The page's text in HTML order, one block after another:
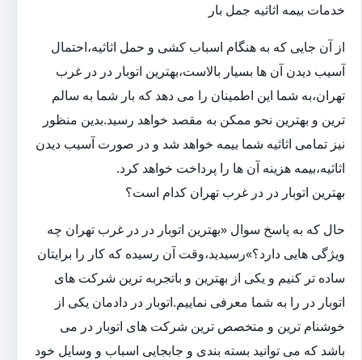
خدمات بیمه اثاثیه جمل بار
از آن جایی که به هنگام اسباب کشی و حمل اثاثیه،احتمال
آسیب دیدن آن ها بسیار بالاست،بهترین اتوبار در در غرب
تهران،به شما این اطمینان را می دهد که بار شما به سالم
ترین و بهترین نحو ممکن به مقصد خواهد رسید.بدین منظور
نیز تمامی اثاثیه شما بیمه خواهد شد و در صورت آسیب دیدن
اثاثیه،بیمه هزینه آن ها را پرداخت خواهد کرد.
بهترین اتوبار در در غرب تهران کدام است؟
حال که به پاسخ سوال «بهترین اتوبار در در غرب تهران چه
ویژگی هایی دارد؟»رسیدید،وقت آن رسیده که کار را برایتان
ساده تر کنیم و یکی از بهترین و باتجربه ترین شرکت های
اتوبار در را به شما معرفی نماییم.اتوبار در دادمان یکی از
خوشنام ترین و متخصص ترین شرکت های اتوبار در می
باشد که می توانید بسته بندی و جابجایی اسباب و وسایل خود